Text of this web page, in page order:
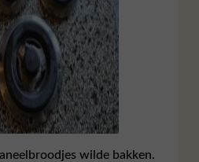
wilde bakken.